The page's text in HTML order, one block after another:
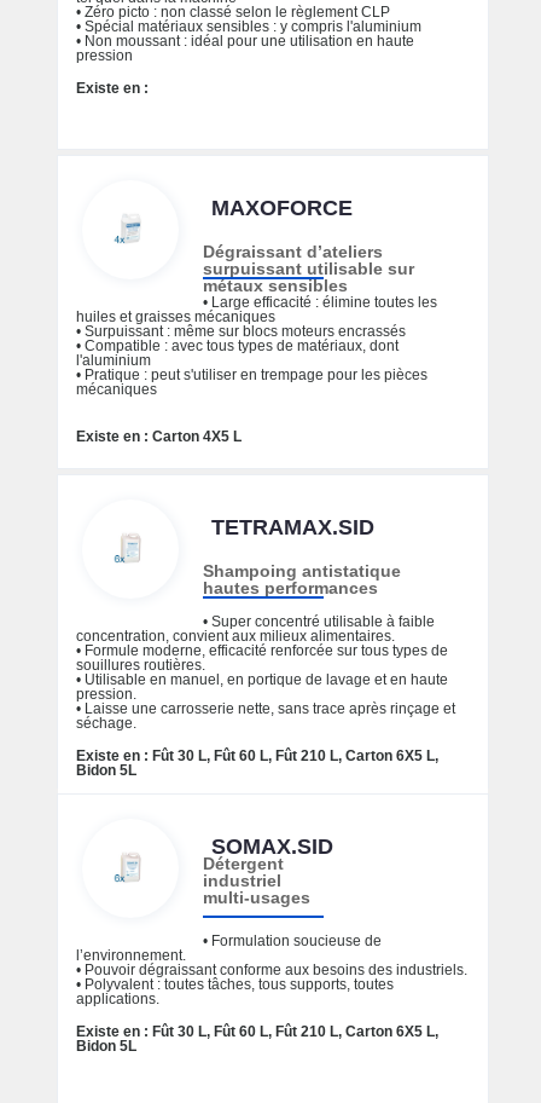
• Zéro picto : non classé selon le règlement CLP
• Spécial matériaux sensibles : y compris l'aluminium
• Non moussant : idéal pour une utilisation en haute
pression
Existe en :
MAXOFORCE
Dégraissant d’ateliers
surpuissant utilisable sur
métaux sensibles
• Large efficacité : élimine toutes les
huiles et graisses mécaniques
• Surpuissant : même sur blocs moteurs encrassés
• Compatible : avec tous types de matériaux, dont
l'aluminium
• Pratique : peut s'utiliser en trempage pour les pièces
mécaniques
Existe en : Carton 4X5 L
TETRAMAX.SID
Shampoing antistatique
hautes performances
• Super concentré utilisable à faible
concentration, convient aux milieux alimentaires.
• Formule moderne, efficacité renforcée sur tous types de
souillures routières.
• Utilisable en manuel, en portique de lavage et en haute
pression.
• Laisse une carrosserie nette, sans trace après rinçage et
séchage.
Existe en : Fût 30 L, Fût 60 L, Fût 210 L, Carton 6X5 L,
Bidon 5L
SOMAX.SID
Détergent
industriel
multi-usages
• Formulation soucieuse de
l’environnement.
• Pouvoir dégraissant conforme aux besoins des industriels.
• Polyvalent : toutes tâches, tous supports, toutes
applications.
Existe en : Fût 30 L, Fût 60 L, Fût 210 L, Carton 6X5 L,
Bidon 5L